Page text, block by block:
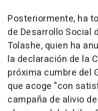
Posteriormente, ha
de Desarrollo Social
Tolashe, quien ha
la declaración de la
próxima cumbre del
que acoge "con
campaña de alivio